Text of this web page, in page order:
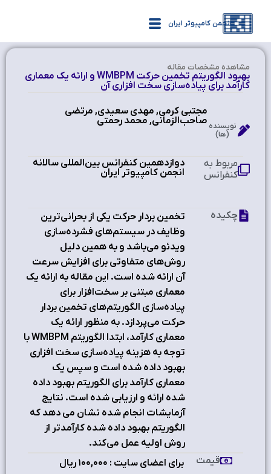
انجمن کامپیوتر ایران
مشاهده‌ مشخصات مقاله
بهبود الگوریتم تخمین حركت WMBPM و ارائه یك معماری
كارآمد برای پیاده‌سازی سخت افزاری آن
مجتبی کرمی, مهدی سعیدی, مرتضی
صاحب‌الزمانی, محمد رحمتینویسنده
(ها)
دوازدهمین کنفرانس بین‌المللی سالانه
انجمن کامپیوتر ایران
مربوط به
کنفرانس
تخمین بردار حرکت یکی از بحرانی‌ترین
وظایف در سیستم‌های فشرده‌سازی
ویدئو می‌باشد و به همین دلیل
روش‌های متفاوتی برای افزایش سرعت
آن ارائه شده است. این مقاله به ارائه یک
معماری مبتنی بر سخت‌افزار برای
پیاده‌سازی الگوریتم‌های تخمین بردار
حرکت می‌پردازد. به منظور ارائه یک
معماری کارآمد، ابتدا الگوریتم WMBPM با
توجه به هزینه پیاده‌سازی سخت افزاری
بهبود داده شده است و سپس یک
معماری کارآمد برای الگوریتم بهبود داده
شده ارائه و ارزیابی شده است. نتایج
آزمایشات انجام شده نشان می دهد که
الگوریتم بهبود داده شده کارآمدتر از
روش اولیه عمل می‌کند.
چکیده
برای اعضای سایت : ۱٠٠,٠٠٠ ریال
قیمت